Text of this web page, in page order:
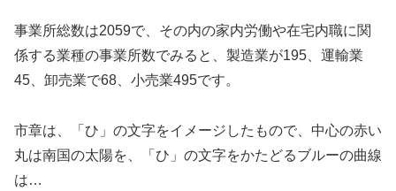
事業所総数は2059で、その内の家内労働や在宅内職に関
係する業種の事業所数でみると、製造業が195、運輸業
45、卸売業で68、小売業495です。
市章は、「ひ」の文字をイメージしたもので、中心の赤い
丸は南国の太陽を、「ひ」の文字をかたどるブルーの曲線
は…